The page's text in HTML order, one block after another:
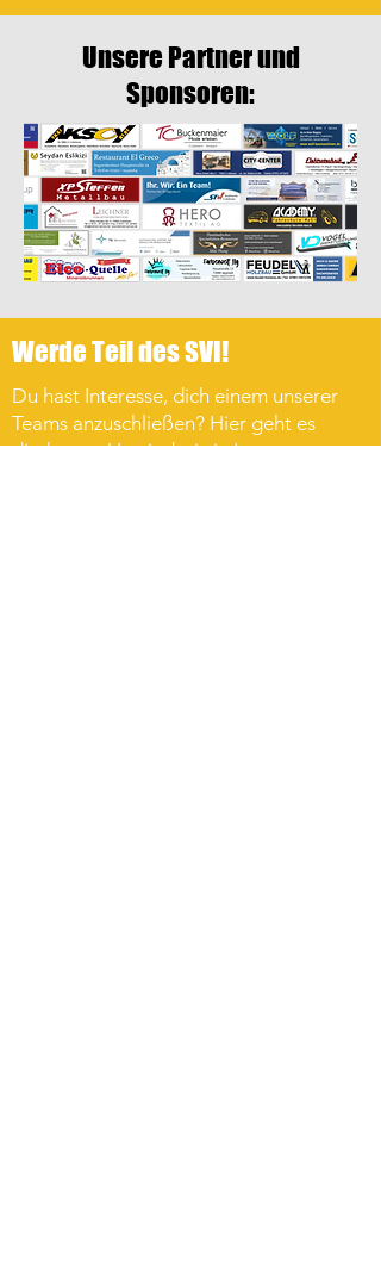
Unsere Partner und
Sponsoren:
Werde Teil des SVI!
Du hast Interesse, dich einem unserer
Teams anzuschließen? Hier geht es
direkt zum Vereinsbeitritt!